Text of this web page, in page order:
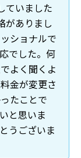
ていました
がありまし
ショナルで
でした。何
よく聞くよ
金が変更さ
たことで
と思いま
うございま